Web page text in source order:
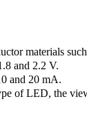
materials
and 2.2 V.
and 20 mA.
of LED, the